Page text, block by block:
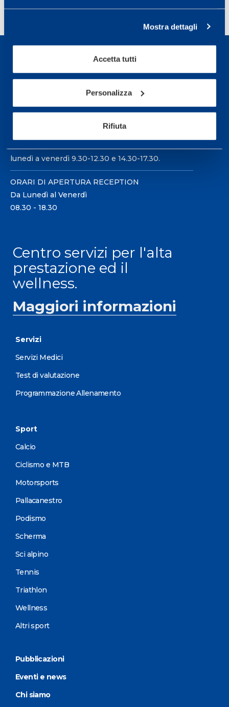
Mostra dettagli
Accetta tutti
Personalizza
Rifiuta
Sport Service Mapei S.r.l. - Via Busto Fagnano 38,
21057 Olgiate Olona (Varese) Italia.
lunedì a venerdì 9.30-12.30 e 14.30-17.30.
ORARI DI APERTURA RECEPTION
Da Lunedì al Venerdì
08.30 - 18.30
Centro servizi per l'alta
prestazione ed il
wellness.
Maggiori informazioni
Servizi
Servizi Medici
Test di valutazione
Programmazione Allenamento
Sport
Calcio
Ciclismo e MTB
Motorsports
Pallacanestro
Podismo
Scherma
Sci alpino
Tennis
Triathlon
Wellness
Altri sport
Pubblicazioni
Eventi e news
Chi siamo